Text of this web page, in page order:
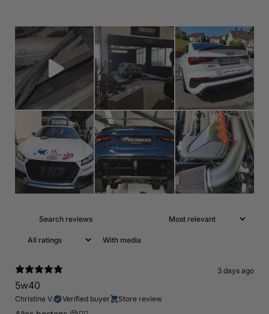
With media
3 days ago
5w40
Christine V. Verified buyer Store review